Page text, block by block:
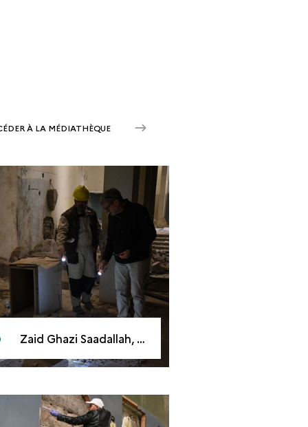
À LA MÉDIATHÈQUE
Zaid Ghazi Saadallah, directeur du musée culturel de Mossoul (à gauche), et Kent Severson, restaurateur, février 2019